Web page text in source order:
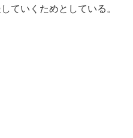
ていくためとしている。